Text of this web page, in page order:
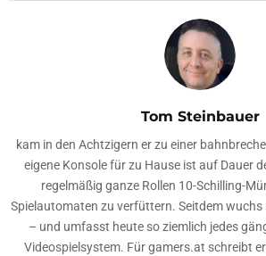
Tom Steinbauer
kam in den Achtzigern er zu einer
eigene Konsole für zu Hause ist auf Dauer
regelmäßig ganze Rollen 10-Schilling-
Spielautomaten zu verfüttern. Seitdem wuchs
– und umfasst heute so ziemlich jedes
Videospielsystem. Für gamers.at schreibt